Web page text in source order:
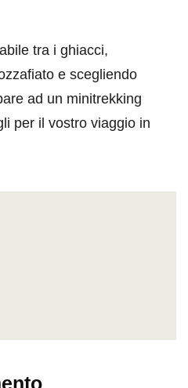
tra i ghiacci,
e scegliendo
ad un minitrekking
per il vostro viaggio in